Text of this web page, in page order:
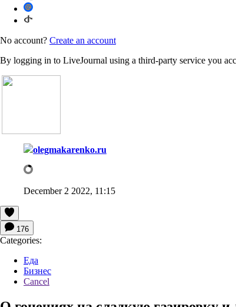
No account? Create an account
By logging in to LiveJournal using a third-party service you
olegmakarenko.ru
December 2 2022, 11:15
176
Categories:
Еда
Бизнес
Cancel